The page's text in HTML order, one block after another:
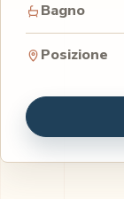
Bagno
Posizione